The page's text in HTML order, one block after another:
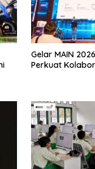
Gelar MAIN
Perkuat